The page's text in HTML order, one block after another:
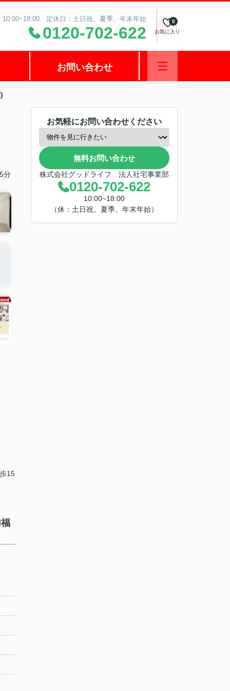
10:00~18:00 定休日：土日祝、夏季、年末年始
0120-702-622 お気に入り
0
お問い合わせ
分
15
お気軽にお問い合わせください
無料お問い合わせ
株式会社グッドライフ 法人社宅事業部
0120-702-622
10:00~18:00
（休：土日祝、夏季、年末年始）